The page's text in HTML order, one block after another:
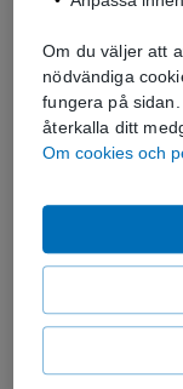
Om du väljer att
nödvändiga
fungera på
återkalla ditt
Om cookies och